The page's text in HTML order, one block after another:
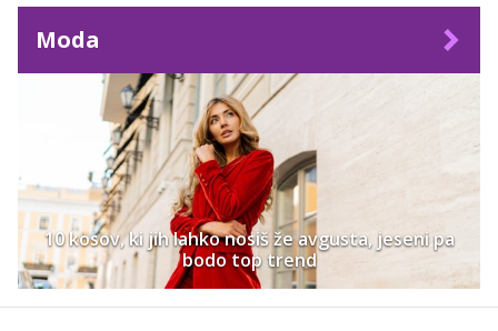
Moda
10 kosov, ki jih lahko nosiš že avgusta, jeseni pa
bodo top trend